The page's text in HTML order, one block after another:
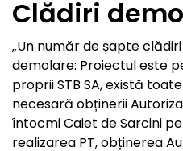
Clădiri
„Un număr de șapte
demolare: Proiectul este
proprii STB SA, există
necesară obținerii
întocmi Caiet de Sarcini
realizarea PT, obținerea